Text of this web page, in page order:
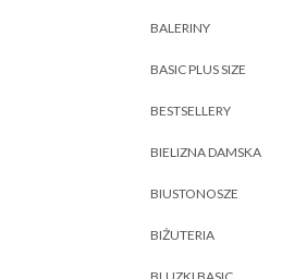
BALERINY
BASIC PLUS SIZE
BESTSELLERY
BIELIZNA DAMSKA
BIUSTONOSZE
BIŻUTERIA